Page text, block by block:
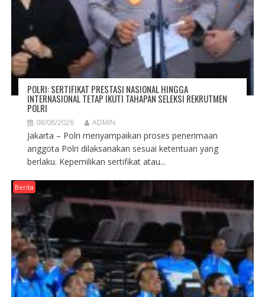
POLRI: SERTIFIKAT PRESTASI NASIONAL HINGGA
INTERNASIONAL TETAP IKUTI TAHAPAN SELEKSI REKRUTMEN
POLRI
08/08/2026 ADMIN
Jakarta – Polri menyampaikan proses penerimaan
anggota Polri dilaksanakan sesuai ketentuan yang
berlaku. Kepemilikan sertifikat atau...
Berita